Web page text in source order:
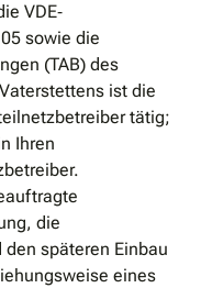
VDE‐
sowie die
(TAB) des
ist die
tätig;
Ihren
die
späteren Einbau
eines